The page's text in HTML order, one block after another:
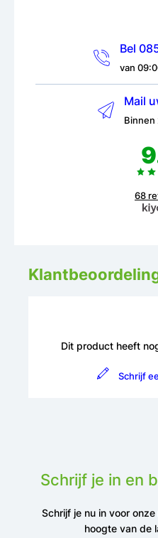
Bel
van
Mail
68
Dit product heeft
Schrijf
Schrijf je in en
Schrijf je nu in voor
hoogte van de